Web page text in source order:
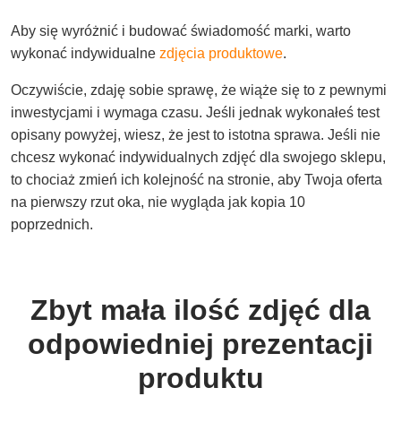
Aby się wyróżnić i budować świadomość marki, warto
wykonać indywidualne zdjęcia produktowe.
Oczywiście, zdaję sobie sprawę, że wiąże się to z pewnymi
inwestycjami i wymaga czasu. Jeśli jednak wykonałeś test
opisany powyżej, wiesz, że jest to istotna sprawa. Jeśli nie
chcesz wykonać indywidualnych zdjęć dla swojego sklepu,
to chociaż zmień ich kolejność na stronie, aby Twoja oferta
na pierwszy rzut oka, nie wygląda jak kopia 10
poprzednich.
Zbyt mała ilość zdjęć dla
odpowiedniej prezentacji
produktu